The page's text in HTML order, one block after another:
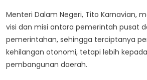
Menteri Dalam Negeri, Tito Karnavian,
visi dan misi antara pemerintah pusat
pemerintahan, sehingga terciptanya
kehilangan otonomi, tetapi lebih
pembangunan daerah.